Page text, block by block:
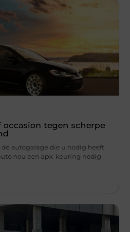
occasion tegen scherpe
dé autogarage die u nodig heeft
nou een apk-keuring nodig